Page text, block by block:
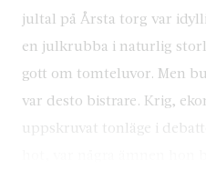
jultal på Årsta torg var
en julkrubba i naturlig
gott om tomteluvor. Men
var desto bistrare. Krig,
uppskruvat tonläge i